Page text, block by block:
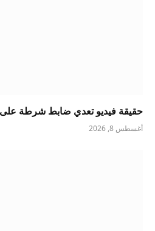
حقيقة فيديو تعدي ضابط شرطة على
أغسطس 8, 2026